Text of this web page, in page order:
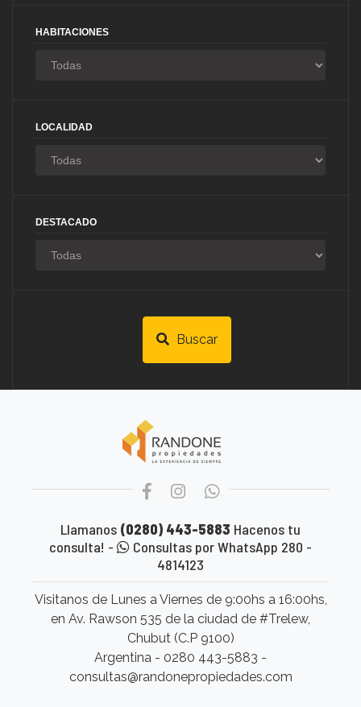
HABITACIONES
LOCALIDAD
DESTACADO
Buscar
Llamanos (0280) 443-5883 Hacenos tu
consulta! -
Consultas por WhatsApp 280 -
4814123
Visitanos de Lunes a Viernes de 9:00hs a 16:00hs,
en Av. Rawson 535 de la ciudad de #Trelew,
Chubut (C.P 9100)
Argentina - 0280 443-5883 -
consultas@randonepropiedades.com